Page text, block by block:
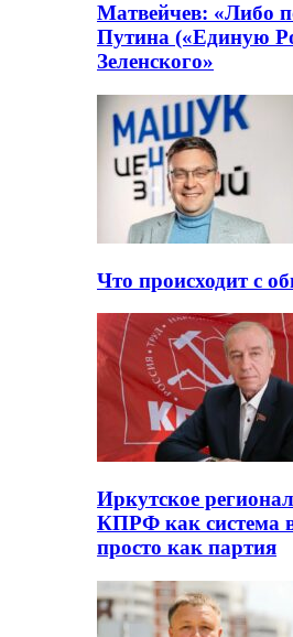
Матвейчев: «Либо
Путина («Единую
Зеленского»
Что происходит с
Иркутское
КПРФ как система
просто как партия